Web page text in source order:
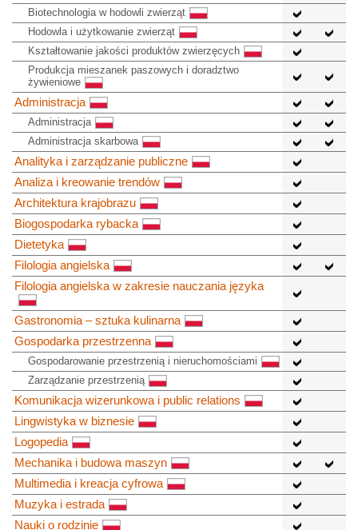
Biotechnologia w hodowli zwierząt
Hodowla i użytkowanie zwierząt
Kształtowanie jakości produktów zwierzęcych
Produkcja mieszanek paszowych i doradztwo
żywieniowe
Administracja
Administracja
Administracja skarbowa
Analityka i zarządzanie publiczne
Analiza i kreowanie trendów
Architektura krajobrazu
Biogospodarka rybacka
Dietetyka
Filologia angielska
Filologia angielska w zakresie nauczania języka
Gastronomia – sztuka kulinarna
Gospodarka przestrzenna
Gospodarowanie przestrzenią i nieruchomościami
Zarządzanie przestrzenią
Komunikacja wizerunkowa i public relations
Lingwistyka w biznesie
Logopedia
Mechanika i budowa maszyn
Multimedia i kreacja cyfrowa
Muzyka i estrada
Nauki o rodzinie